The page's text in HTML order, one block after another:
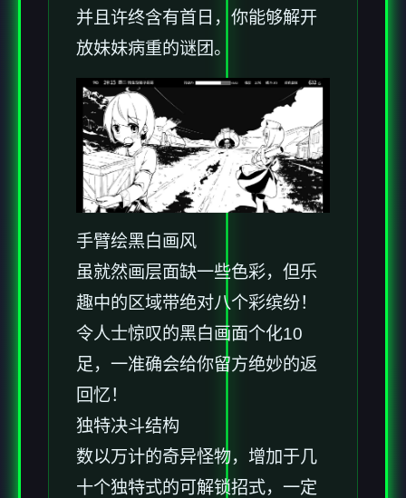
并且许终含有首日，你能够解开
放妹妹病重的谜团。
手臂绘黑白画风
虽就然画层面缺一些色彩，但乐
趣中的区域带绝对八个彩缤纷！
令人士惊叹的黑白画面个化10
足，一准确会给你留方绝妙的返
回忆！
独特决斗结构
数以万计的奇异怪物，增加于几
十个独特式的可解锁招式，一定